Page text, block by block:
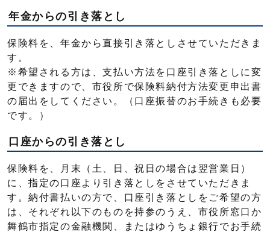
年金からの引き落とし
保険料を、年金から直接引き落としさせていただきま
す。
※希望される方は、支払い方法を口座引き落としに変
更できますので、市役所で保険料納付方法変更申出書
の届出をしてください。（口座振替のお手続きも必要
です。）
口座からの引き落とし
保険料を、月末（土、日、祝日の場合は翌営業日）
に、指定の口座より引き落としをさせていただきま
す。納付書払いの方で、口座引き落としをご希望の方
は、それぞれ以下のものを持参のうえ、市役所窓口か
舞鶴市指定の金融機関、またはゆうちょ銀行でお手続